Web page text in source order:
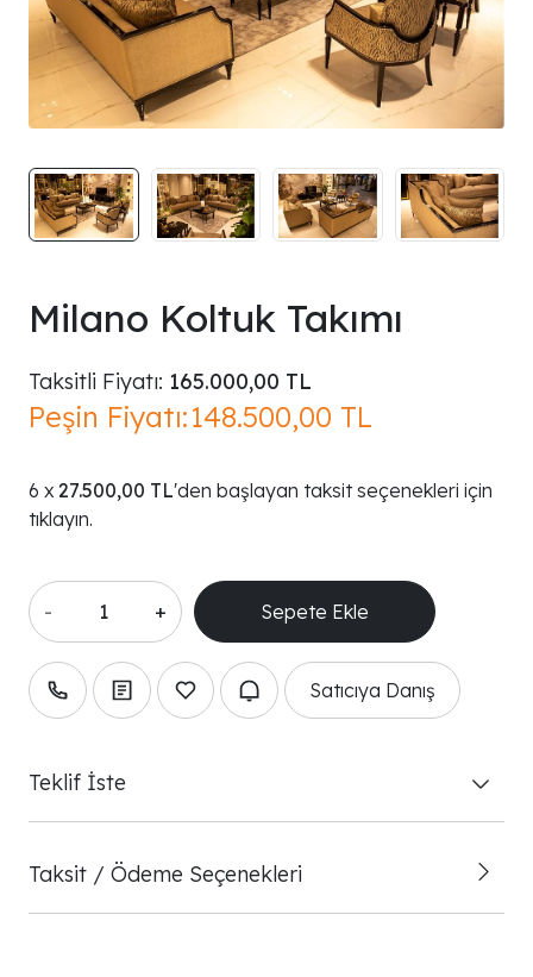
Milano Koltuk Takımı
Taksitli Fiyatı: 165.000,00 TL
Peşin Fiyatı:148.500,00 TL
27.500,00 TL'den başlayan taksit seçenekleri için
tıklayın.
- +
Satıcıya Danış
Teklif İste
Taksit / Ödeme Seçenekleri